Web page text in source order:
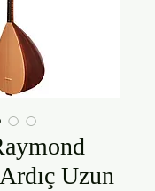
Uzun